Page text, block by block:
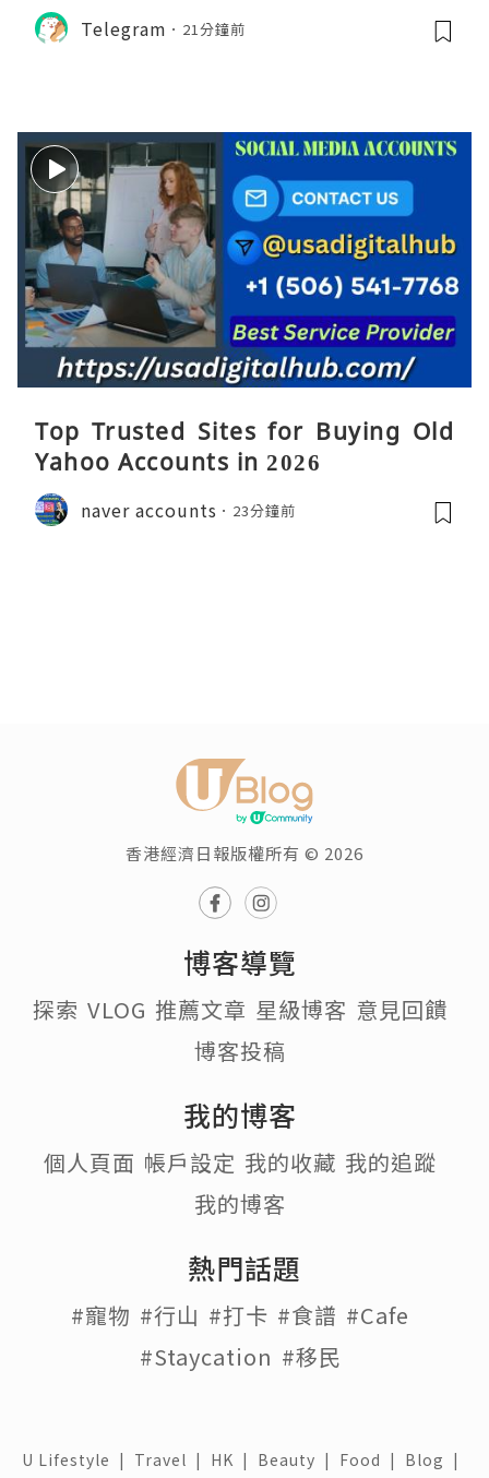
Telegram 21分鐘前
Top Trusted Sites for Buying Old
Yahoo Accounts in 2026
naver accounts 23分鐘前
香港經濟日報版權所有 © 2026
博客導覽
探索 VLOG 推薦文章 星級博客 意見回饋
博客投稿
我的博客
個人頁面 帳戶設定 我的收藏 我的追蹤
我的博客
熱門話題
#寵物 #行山 #打卡 #食譜 #Cafe
#Staycation #移民
U Lifestyle | Travel | HK | Beauty | Food | Blog |